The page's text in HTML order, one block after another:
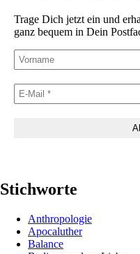
Trage Dich jetzt ein und
ganz bequem in Dein
Stichworte
Anthropologie
Apocaluther
Balance